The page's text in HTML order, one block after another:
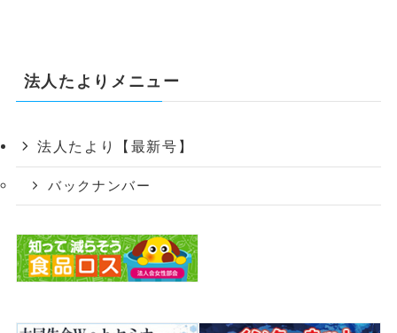
法人たよりメニュー
法人たより【最新号】
バックナンバー